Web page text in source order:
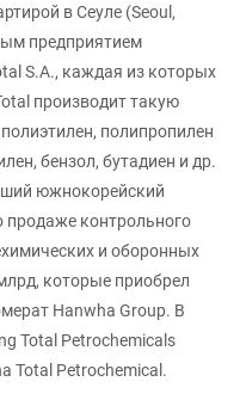
в Сеуле (Seoul,
предприятием
S.A., каждая из которых
производит такую
полипропилен
бензол, бутадиен и др.
южнокорейский
продаже контрольного
и оборонных
которые приобрел
Hanwha Group. В
Total Petrochemicals
Total Petrochemical.